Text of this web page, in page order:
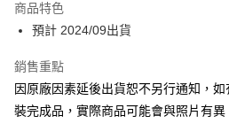
大哥付你分期
相關說明
【大哥付你分期使用說明】
1.本服務由台灣大哥大提供，台灣大哥大用
2.付款方式選擇「大哥付你分期」，訂單成
流程，驗證手機門號後，選擇欲分期的期數
ATM付款
運送方式
商品特色
預計 2024/09出貨
銷售重點
因原廠因素延後出貨恕不另行通知，
裝完成品，實際商品可能會與照片有異